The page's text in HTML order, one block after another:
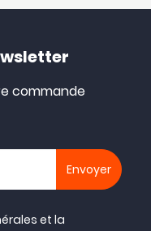
commande
et la